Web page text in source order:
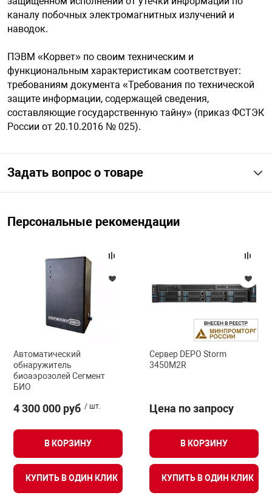
безопасность
оборудование
каналу побочных электромагнитных излучений и
наводок.
ПЭВМ «Корвет» по своим техническим и
функциональным характеристикам соответствует:
требованиям документа «Требования по технической
защите информации, содержащей сведения,
составляющие государственную тайну» (приказ ФСТЭК
России от 20.10.2016 № 025).
Задать вопрос о товаре
Персональные рекомендации
Автоматический
обнаружитель
биоаэрозолей Сегмент
БИО
4 300 000 руб / шт.
В КОРЗИНУ
КУПИТЬ В ОДИН КЛИК
Сервер DEPO Storm
3450M2R
Цена по запросу
В КОРЗИНУ
КУПИТЬ В ОДИН КЛИК